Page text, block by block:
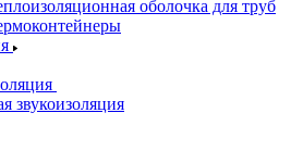
оболочка для труб
звукоизоляция